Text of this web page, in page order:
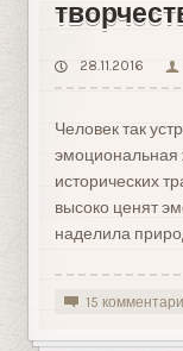
28.11.2016
Человек так
эмоциональная
исторических
высоко ценят
наделила
15